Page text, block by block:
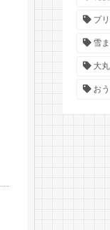
プ
雪
大丸
お